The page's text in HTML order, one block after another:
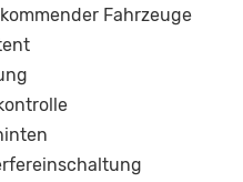
Fahrzeuge